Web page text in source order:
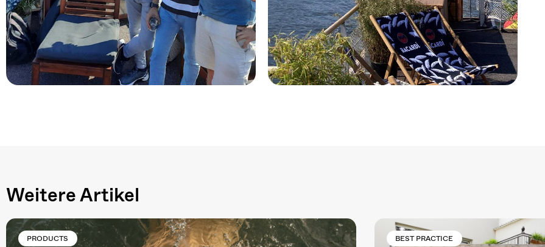
Weitere Artikel
PRODUCTS BEST PRACTICE